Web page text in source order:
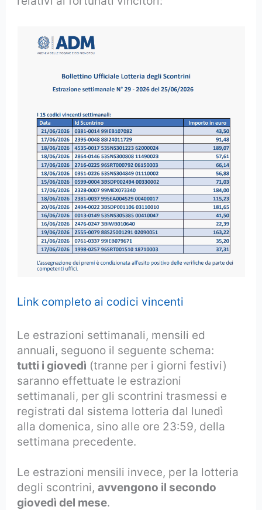
Link completo ai codici vincenti
Le estrazioni settimanali, mensili ed
annuali, seguono il seguente schema:
tutti i giovedì (tranne per i giorni festivi)
saranno effettuate le estrazioni
settimanali, per gli scontrini trasmessi e
registrati dal sistema lotteria dal lunedì
alla domenica, sino alle ore 23:59, della
settimana precedente.
Le estrazioni mensili invece, per la lotteria
degli scontrini,avvengono il secondo
giovedì del mese.